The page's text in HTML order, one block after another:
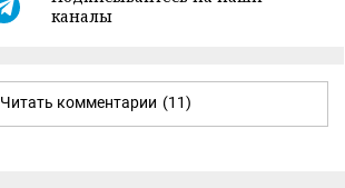
каналы
Читать комментарии (11)